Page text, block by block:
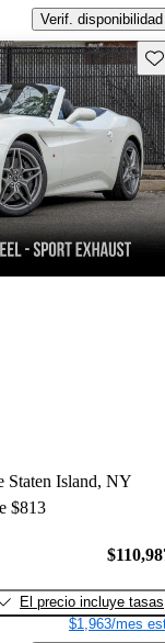
Verif. disponibilidad
Staten Island, NY
$813
El precio incluye tasas
$1,963/mes